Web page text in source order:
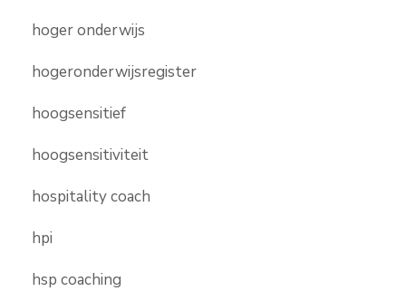
hoger onderwijs
hogeronderwijsregister
hoogsensitief
hoogsensitiviteit
hospitality coach
hpi
hsp coaching